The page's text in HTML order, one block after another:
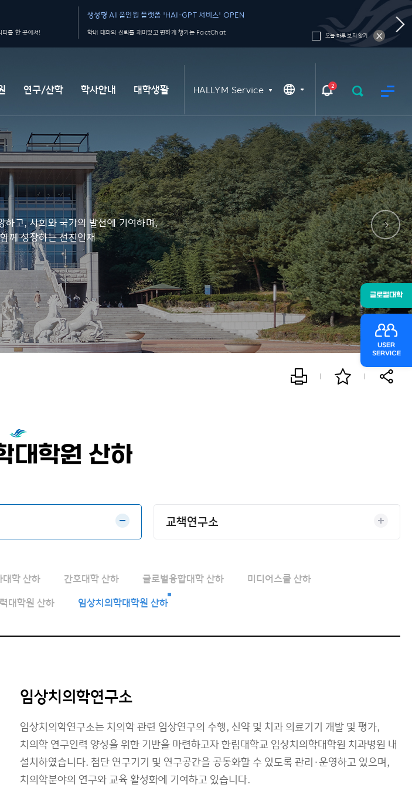
티를 한 곳에서!
생성형 AI 올인원 플랫폼 'HAI-GPT 서비스' OPEN
학내 대화의 신뢰를 재미있고 편하게 챙기는 FactChat 오늘 하루 보지 않기
연구/산학 학사안내 대학생활 HALLYM Service 2
글로컬대학
USER
SERVICE
하고, 사회와 국가의 발전에 기여하며,
께 성장하는 선진인재
대학원 산하
교책연구소
대학 산하 간호대학 산하 글로벌융합대학 산하
미디어스쿨 산하
대학원 산하 임상치의학대학원 산하
임상치의학연구소
임상치의학연구소는 치의학 관련 임상연구의 수행, 신약 및 치과 의료기기 개발 및 평가,
치의학 연구인력 양성을 위한 기반을 마련하고자 한림대학교 임상치의학대학원 치과병원 내
설치하였습니다. 첨단 연구기기 및 연구공간을 공동화할 수 있도록 관리·운영하고 있으며,
치의학분야의 연구와 교육 활성화에 기여하고 있습니다.